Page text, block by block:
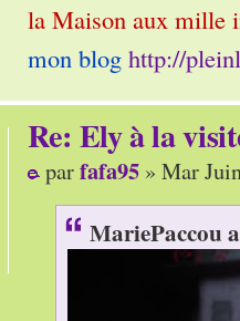
la Maison aux mille
mon blog http://
Re: Ely à la
parfafa95 » Mar
MariePaccou